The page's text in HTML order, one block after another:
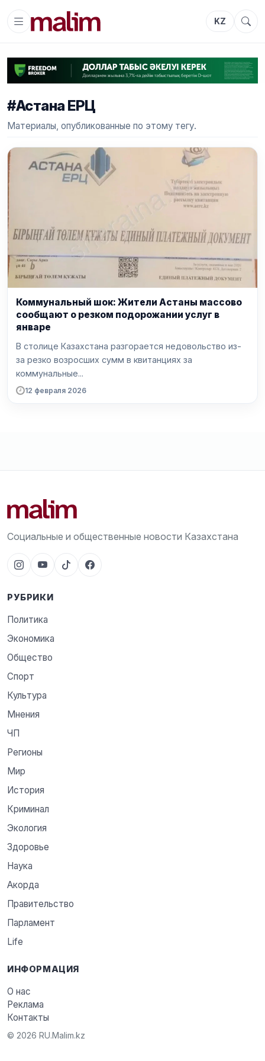
KZ
#Астана ЕРЦ
Материалы, опубликованные по этому тегу.
Коммунальный шок: Жители Астаны массово
сообщают о резком подорожании услуг в
январе
В столице Казахстана разгорается недовольство из-
за резко возросших сумм в квитанциях за
коммунальные...
12 февраля 2026
Социальные и общественные новости Казахстана
РУБРИКИ
Политика
Экономика
Общество
Спорт
Культура
Мнения
ЧП
Регионы
Мир
История
Криминал
Экология
Здоровье
Наука
Акорда
Правительство
Парламент
Life
ИНФОРМАЦИЯ
О нас
Реклама
Контакты
© 2026 RU.Malim.kz